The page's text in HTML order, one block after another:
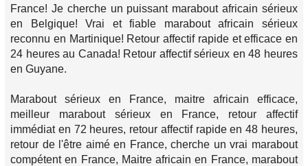
France! Je cherche un puissant marabout africain sérieux
en Belgique! Vrai et fiable marabout africain sérieux
reconnu en Martinique! Retour affectif rapide et efficace en
24 heures au Canada! Retour affectif sérieux en 48 heures
en Guyane.
Marabout sérieux en France, maitre africain efficace,
meilleur marabout sérieux en France, retour affectif
immédiat en 72 heures, retour affectif rapide en 48 heures,
retour de l'être aimé en France, cherche un vrai marabout
compétent en France, Maitre africain en France, marabout